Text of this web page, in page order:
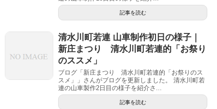
記事を読む
清水川町若連 山車制作初日の様子｜
新庄まつり 清水川町若連的「お祭り
のススメ」
ブログ「新庄まつり 清水川町若連的「お祭りのス
スメ」」さんがブログを更新しました。 清水川町若
連の山車製作2日目の様子を紹介さ...
記事を読む